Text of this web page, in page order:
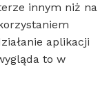
innym niż na
aplikacji
to w